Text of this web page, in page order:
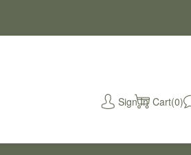
Sign In Cart(0)